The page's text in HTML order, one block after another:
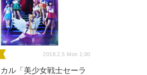
2018.2.5 Mon 1:00
ル「美少女戦士セーラ